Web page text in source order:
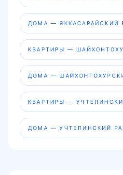
ДОМА — ЯККАСАРАЙСКИЙ
КВАРТИРЫ —
ДОМА —
КВАРТИРЫ —
ДОМА — УЧТЕПИНСКИЙ